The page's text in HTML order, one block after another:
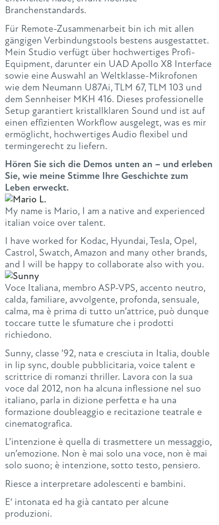
Branchenstandards.
Für Remote-Zusammenarbeit bin ich mit allen
gängigen Verbindungstools bestens ausgestattet.
Mein Studio verfügt über hochwertiges Profi-
Equipment, darunter ein UAD Apollo X8 Interface
sowie eine Auswahl an Weltklasse-Mikrofonen
wie dem Neumann U87Ai, TLM 67, TLM 103 und
dem Sennheiser MKH 416. Dieses professionelle
Setup garantiert kristallklaren Sound und ist auf
einen effizienten Workflow ausgelegt, was es mir
ermöglicht, hochwertiges Audio flexibel und
termingerecht zu liefern.
Hören Sie sich die Demos unten an – und erleben
Sie, wie meine Stimme Ihre Geschichte zum
Leben erweckt.
My name is Mario, I am a native and experienced
italian voice over talent.
I have worked for Kodac, Hyundai, Tesla, Opel,
Castrol, Swatch, Amazon and many other brands,
and I will be happy to collaborate also with you.
Voce Italiana, membro ASP-VPS, accento neutro,
calda, familiare, avvolgente, profonda, sensuale,
calma, ma è prima di tutto un’attrice, può dunque
toccare tutte le sfumature che i prodotti
richiedono.
Sunny, classe ’92, nata e cresciuta in Italia, double
in lip sync, double pubblicitaria, voice talent e
scrittrice di romanzi thriller. Lavora con la sua
voce dal 2012, non ha alcuna inflessione nel suo
italiano, parla in dizione perfetta e ha una
formazione doubleaggio e recitazione teatrale e
cinematografica.
L’intenzione è quella di trasmettere un messaggio,
un’emozione. Non è mai solo una voce, non è mai
solo suono; è intenzione, sotto testo, pensiero.
Riesce a interpretare adolescenti e bambini.
E‘ intonata ed ha già cantato per alcune
produzioni.